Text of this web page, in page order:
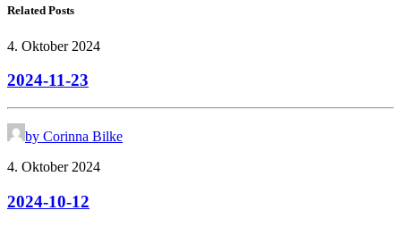
Related Posts
4. Oktober 2024
2024-11-23
by Corinna Bilke
4. Oktober 2024
2024-10-12